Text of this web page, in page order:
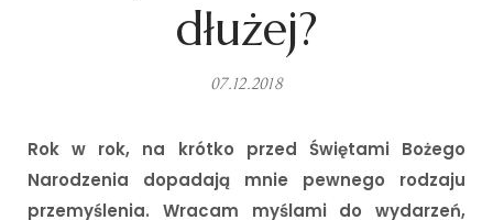
dłużej?
07.12.2018
Rok w rok, na krótko przed Świętami Bożego
Narodzenia dopadają mnie pewnego rodzaju
przemyślenia. Wracam myślami do wydarzeń,